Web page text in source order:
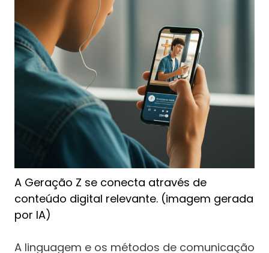
A Geração Z se conecta através de
conteúdo digital relevante. (imagem gerada
por IA)
A linguagem e os métodos de comunicação